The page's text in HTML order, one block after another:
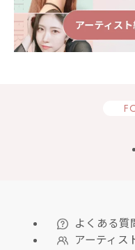
よくある質
アーティス